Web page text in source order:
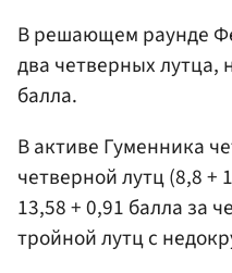
В решающем раунде
два четверных лутца,
балла.
В активе Гуменника
четверной лутц (8,8
13,58 + 0,91 балла за
тройной лутц с